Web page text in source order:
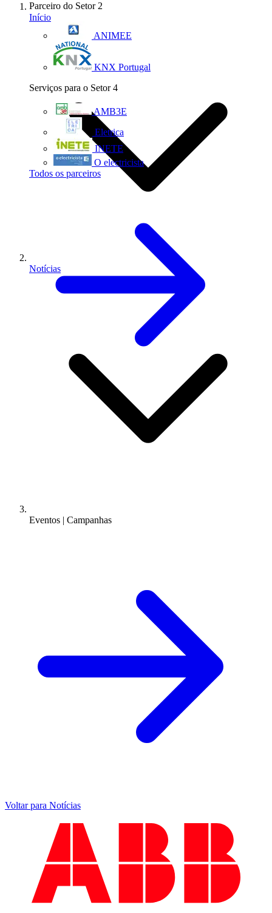
Parceiro do Setor 2
ANIMEE
KNX Portugal
Serviços para o Setor 4
AMB3E
Eletrica
INETE
O electricista
Todos os parceiros
Início
Notícias
Eventos | Campanhas
Voltar para Notícias